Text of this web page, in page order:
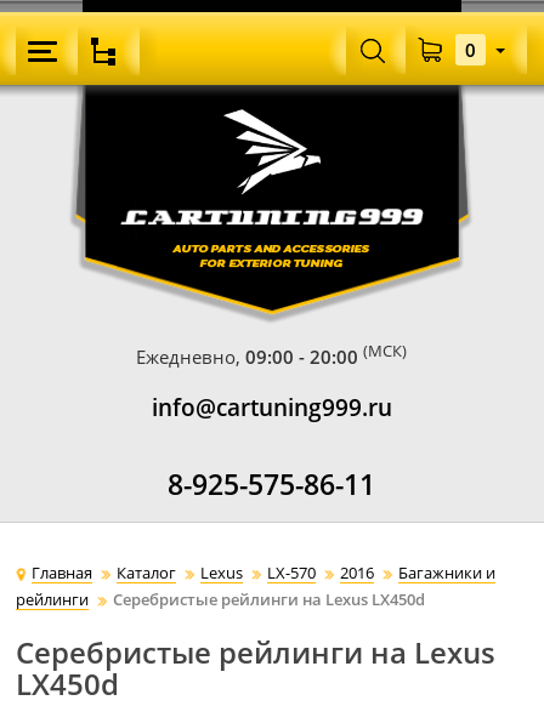
Ежедневно,09:00 - 20:00 (МСК)
info@cartuning999.ru
8-925-575-86-11
0
Главная Каталог Lexus LX-570 2016
Багажники и
рейлинги
Серебристые рейлинги на Lexus LX450d
Серебристые рейлинги на Lexus
LX450d